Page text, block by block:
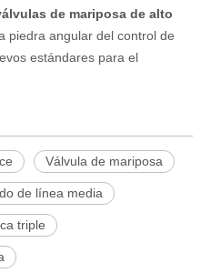
de mariposa de alto
piedra angular del control de
estándares para el
Válvula de mariposa
de línea media
triple